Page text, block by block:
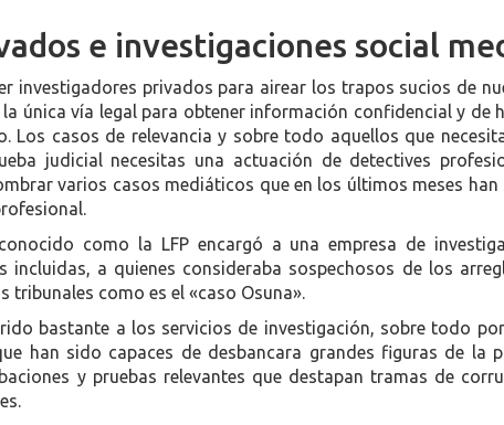
e investigaciones social
investigadores privados para airear los trapos sucios de
única vía legal para obtener información confidencial y de
Los casos de relevancia y sobre todo aquellos que
judicial necesitas una actuación de detectives
varios casos mediáticos que en los últimos meses han
como la LFP encargó a una empresa de
a quienes consideraba sospechosos de los
tribunales como es el «caso Osuna».
bastante a los servicios de investigación, sobre todo
han sido capaces de desbancara grandes figuras de la
y pruebas relevantes que destapan tramas de